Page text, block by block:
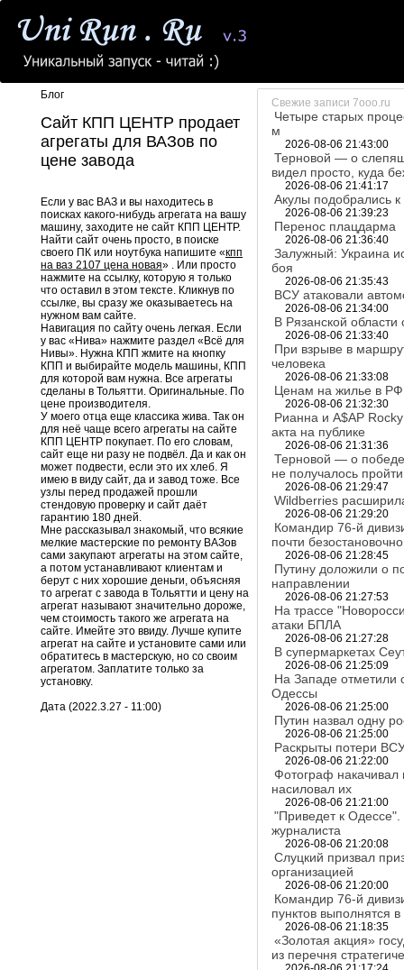
Блог
Сайт КПП ЦЕНТР продает
агрегаты для ВАЗов по
цене завода
Если у вас ВАЗ и вы находитесь в
поисках какого-нибудь агрегата на вашу
машину, заходите не сайт КПП ЦЕНТР.
Найти сайт очень просто, в поиске
своего ПК или ноутбука напишите «кпп
на ваз 2107 цена новая» . Или просто
нажмите на ссылку, которую я только
что оставил в этом тексте. Кликнув по
ссылке, вы сразу же оказываетесь на
нужном вам сайте.
Навигация по сайту очень легкая. Если
у вас «Нива» нажмите раздел «Всё для
Нивы». Нужна КПП жмите на кнопку
КПП и выбирайте модель машины, КПП
для которой вам нужна. Все агрегаты
сделаны в Тольятти. Оригинальные. По
цене производителя.
У моего отца еще классика жива. Так он
для неё чаще всего агрегаты на сайте
КПП ЦЕНТР покупает. По его словам,
сайт еще ни разу не подвёл. Да и как он
может подвести, если это их хлеб. Я
имею в виду сайт, да и завод тоже. Все
узлы перед продажей прошли
стендовую проверку и сайт даёт
гарантию 180 дней.
Мне рассказывал знакомый, что всякие
мелкие мастерские по ремонту ВАЗов
сами закупают агрегаты на этом сайте,
а потом устанавливают клиентам и
берут с них хорошие деньги, объясняя
то агрегат с завода в Тольятти и цену на
агрегат называют значительно дороже,
чем стоимость такого же агрегата на
сайте. Имейте это ввиду. Лучше купите
агрегат на сайте и установите сами или
обратитесь в мастерскую, но со своим
агрегатом. Заплатите только за
установку.
Дата (2022.3.27 - 11:00)
Свежие записи 7ooo.ru
Четыре старых
м
2026-08-06 21:43:00
Терновой — о
видел просто, куда
2026-08-06 21:41:17
Акулы подобрались к
2026-08-06 21:39:23
Перенос плацдарма
2026-08-06 21:36:40
Залужный: Украина
боя
2026-08-06 21:35:43
ВСУ атаковали
2026-08-06 21:34:00
В Рязанской
2026-08-06 21:33:40
При взрыве в
человека
2026-08-06 21:33:08
Ценам на жилье в
2026-08-06 21:32:30
Рианна и A$AP
акта на публике
2026-08-06 21:31:36
Терновой — о
не получалось
2026-08-06 21:29:47
Wildberries
2026-08-06 21:29:20
Командир 76-й
почти безостановочно
2026-08-06 21:28:45
Путину доложили о
направлении
2026-08-06 21:27:53
На трассе
атаки БПЛА
2026-08-06 21:27:28
В супермаркетах
2026-08-06 21:25:09
На Западе отметили
Одессы
2026-08-06 21:25:00
Путин назвал одну
2026-08-06 21:25:00
Раскрыты потери
2026-08-06 21:22:00
Фотограф
насиловал их
2026-08-06 21:21:00
"Приведет к
журналиста
2026-08-06 21:20:08
Слуцкий призвал
организацией
2026-08-06 21:20:00
Командир 76-й
пунктов выполнятся в
2026-08-06 21:18:35
«Золотая акция»
из перечня